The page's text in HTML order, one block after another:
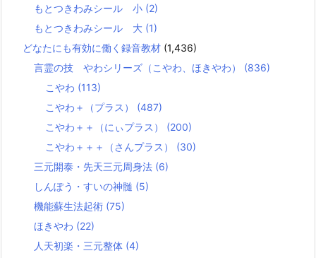
もとつきわみシール 小 (2)
もとつきわみシール 大 (1)
どなたにも有効に働く録音教材 (1,436)
言霊の技 やわシリーズ（こやわ、ほきやわ） (836)
こやわ (113)
こやわ＋（プラス） (487)
こやわ＋＋（にぃプラス） (200)
こやわ＋＋＋（さんプラス） (30)
三元開泰・先天三元周身法 (6)
しんぽう・すいの神髄 (5)
機能蘇生法起術 (75)
ほきやわ (22)
人天初楽・三元整体 (4)